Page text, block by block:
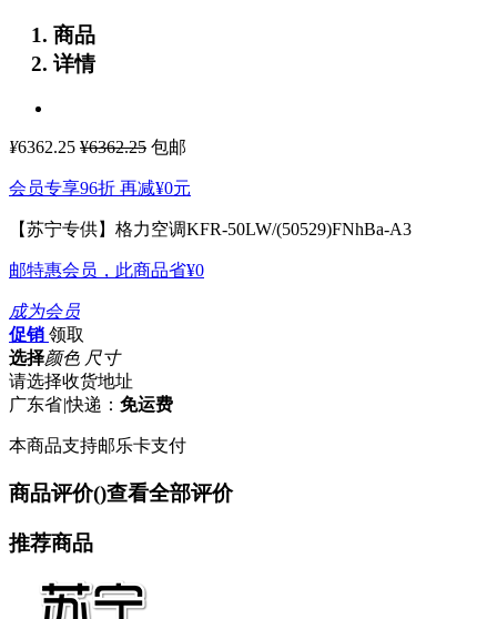
商品
详情
¥6362.25 ¥6362.25 包邮
会员专享96折 再减¥0元
【苏宁专供】格力空调KFR-50LW/(50529)FNhBa-A3
邮特惠会员，此商品省¥0
成为会员
促销 领取
选择颜色 尺寸
请选择收货地址
广东省|快递： 免运费
本商品支持邮乐卡支付
商品评价()查看全部评价
推荐商品